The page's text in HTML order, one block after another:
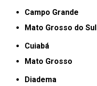
Campo Grande
Mato Grosso do Sul
Cuiabá
Mato Grosso
Diadema